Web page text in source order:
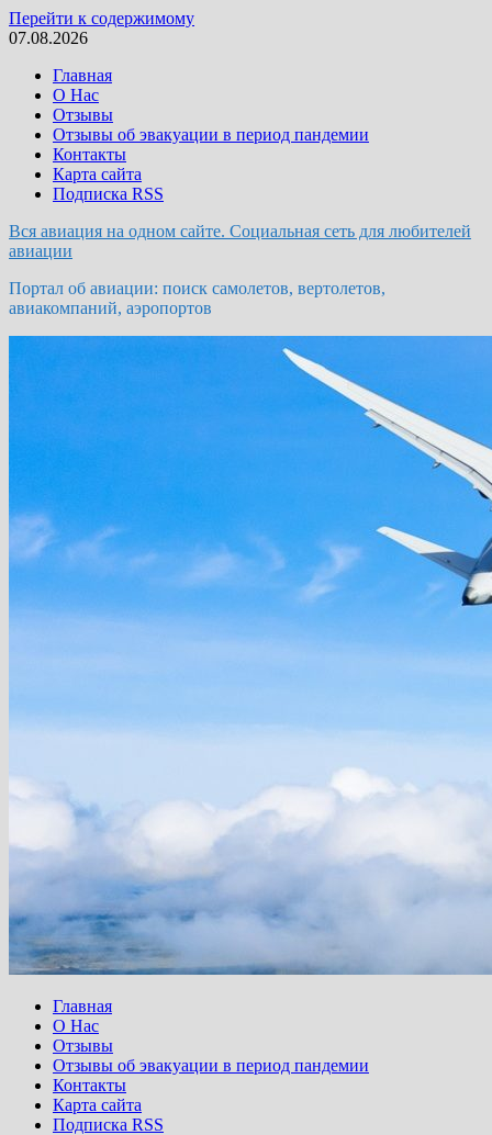
Перейти к содержимому
07.08.2026
Главная
О Нас
Отзывы
Отзывы об эвакуации в период пандемии
Контакты
Карта сайта
Подписка RSS
Вся авиация на одном сайте. Социальная сеть для любителей
авиации
Портал об авиации: поиск самолетов, вертолетов,
авиакомпаний, аэропортов
Главная
О Нас
Отзывы
Отзывы об эвакуации в период пандемии
Контакты
Карта сайта
Подписка RSS